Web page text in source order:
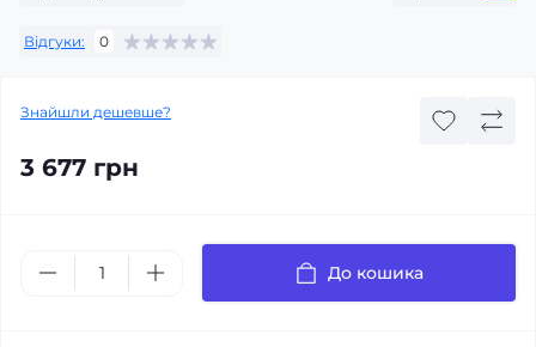
Відгуки: 0
Знайшли дешевше?
3 677 грн
До кошика